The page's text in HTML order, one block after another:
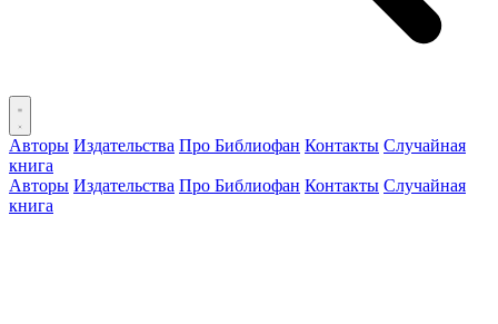
Авторы Издательства Про Библиофан Контакты Случайная
книга
Авторы Издательства Про Библиофан Контакты Случайная
книга